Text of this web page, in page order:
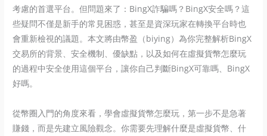
考慮的首選平台。但問題來了：BingX詐騙嗎？BingX安全嗎？這
些疑問不僅是新手的常見困惑，甚至是資深玩家在轉換平台時也
會重新檢視的議題。本文將由幣盈（biying）為你完整解析BingX
交易所的背景、安全機制、優缺點，以及如何在虛擬貨幣怎麼玩
的過程中安全使用這個平台，讓你自己判斷BingX可靠嗎、BingX
好嗎。
從幣圈入門的角度來看，學會虛擬貨幣怎麼玩，第一步不是急著
賺錢，而是先建立風險觀念。你需要先理解什麼是虛擬貨幣、什